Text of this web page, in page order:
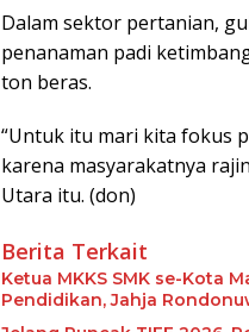
Dalam sektor pertanian,
penanaman padi
ton beras.
“Untuk itu mari kita fokus
karena masyarakatnya
Utara itu. (don)
Berita Terkait
Ketua MKKS SMK se-Kota
Pendidikan, Jahja